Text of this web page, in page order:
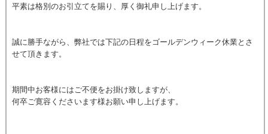
平素は格別のお引立てを賜り、厚く御礼申し上げます。
誠に勝手ながら、弊社では下記の日程をゴールデンウィーク休業とさ
せて頂きます。
期間中お客様にはご不便をお掛け致しますが、
何卒ご寛容くださいます様お願い申し上げます。